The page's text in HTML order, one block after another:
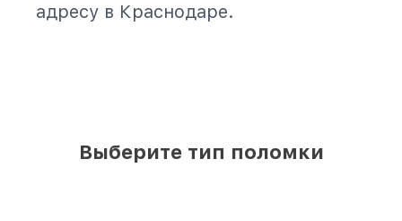
адресу в Краснодаре.
Выберите тип поломки